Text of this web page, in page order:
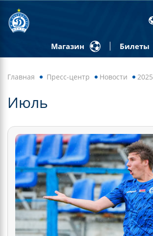
Магазин Билеты
Главная Пресс-центр Новости 2025
Июль